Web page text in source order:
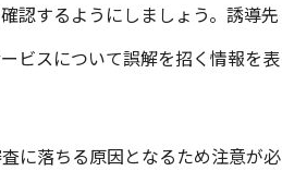
認するようにしましょう。誘導先
ビスについて誤解を招く情報を表
に落ちる原因となるため注意が必